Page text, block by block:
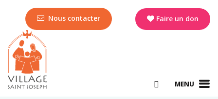
Nous contacter Faire un don
MENU